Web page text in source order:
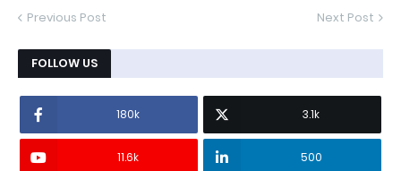
Previous Post Next Post
FOLLOW US
180k 3.1k
11.6k 500